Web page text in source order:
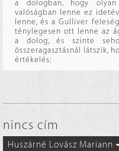
a dologban, hogy
valóságban lenne ez
lenne, és a Gulliver
ténylegesen ott lenne az
a dolog, és szinte
összeragasztásnál látszik,
értékelés:
nincs cím
Huszárné Lovász Mariann